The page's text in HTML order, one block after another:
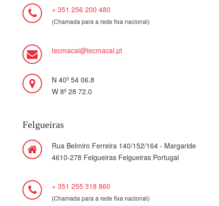
+ 351 256 200 480
(Chamada para a rede fixa nacional)
tecmacal@tecmacal.pt
N 40º 54 06.8
W 8º 28 72.0
Felgueiras
Rua Belmiro Ferreira 140/152/164 - Margaride
4610-278 Felgueiras Felgueiras Portugal
+ 351 255 318 860
(Chamada para a rede fixa nacional)